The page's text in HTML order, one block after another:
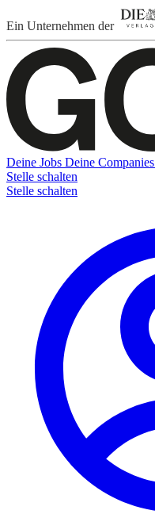
Ein Unternehmen der
Deine Jobs Deine Companies
Stelle schalten
Stelle schalten